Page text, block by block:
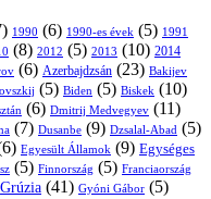
1990 (6) 1990-es évek (5) 1991
(8) 2012 (5) 2013 (10) 2014
(6) Azerbajdzsán (23) Bakijev
(5) Biden (5) Biskek (10)
(6) Dmitrij Medvegyev (11)
(7) Dusanbe (9) Dzsalal-Abad (5)
Egyesült Államok (9) Egységes
(5) Finnország (5) Franciaország
Grúzia (41) Gyóni Gábor (5)